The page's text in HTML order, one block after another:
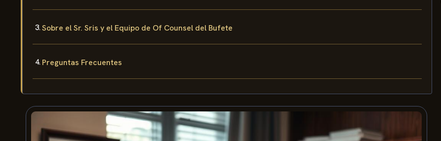
Sobre el Sr. Sris y el Equipo de Of Counsel del Bufete
Preguntas Frecuentes